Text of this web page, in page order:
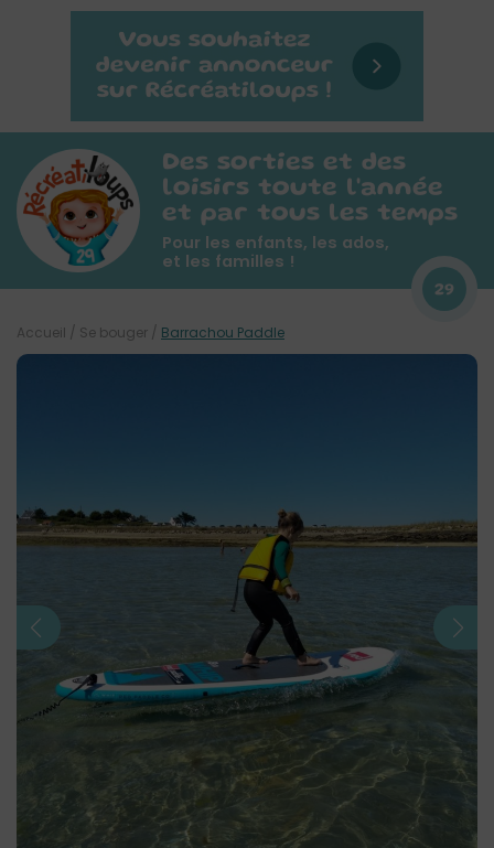
Des sorties et des
loisirs toute l'année
et par tous les temps
Pour les enfants, les ados,
et les familles !
29
Accueil / Se bouger / Barrachou Paddle